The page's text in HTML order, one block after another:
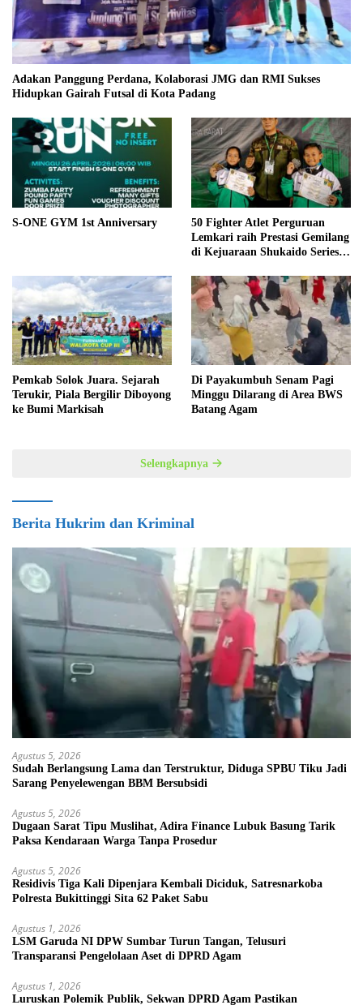
Adakan Panggung Perdana, Kolaborasi JMG dan RMI Sukses
Hidupkan Gairah Futsal di Kota Padang
S-ONE GYM 1st Anniversary
50 Fighter Atlet Perguruan
Lemkari raih Prestasi Gemilang
di Kejuaraan Shukaido Series 1
Pemkab Solok Juara. Sejarah
Terukir, Piala Bergilir Diboyong
ke Bumi Markisah
Di Payakumbuh Senam Pagi
Minggu Dilarang di Area BWS
Batang Agam
Selengkapnya
Berita Hukrim dan Kriminal
Agustus 5, 2026
Sudah Berlangsung Lama dan Terstruktur, Diduga SPBU Tiku Jadi
Sarang Penyelewengan BBM Bersubsidi
Agustus 5, 2026
Dugaan Sarat Tipu Muslihat, Adira Finance Lubuk Basung Tarik
Paksa Kendaraan Warga Tanpa Prosedur
Agustus 5, 2026
Residivis Tiga Kali Dipenjara Kembali Diciduk, Satresnarkoba
Polresta Bukittinggi Sita 62 Paket Sabu
Agustus 1, 2026
LSM Garuda NI DPW Sumbar Turun Tangan, Telusuri
Transparansi Pengelolaan Aset di DPRD Agam
Agustus 1, 2026
Luruskan Polemik Publik, Sekwan DPRD Agam Pastikan